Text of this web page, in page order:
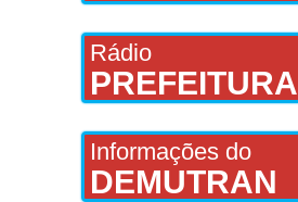
Rádio
PREFEITURA
Informações do
DEMUTRAN